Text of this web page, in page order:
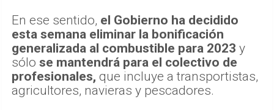
En ese sentido, el Gobierno ha decidido
esta semana eliminar la bonificación
generalizada al combustible para 2023 y
sólo se mantendrá para el colectivo de
profesionales, que incluye a transportistas,
agricultores, navieras y pescadores.